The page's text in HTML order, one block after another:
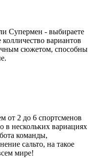
Супермен - выбираете
вариантов
сюжетом, способны
от 2 до 6 спортсменов
в нескольких вариациях
команды,
сальто, на такое
мире!